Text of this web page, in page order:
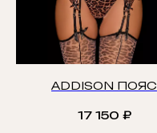
ADDISON ПОЯС
17 150 ₽